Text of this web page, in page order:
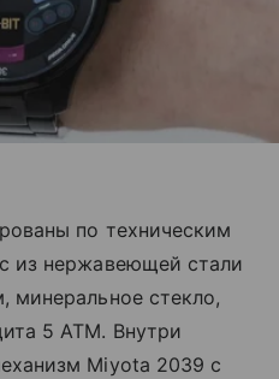
по техническим
из нержавеющей стали
минеральное стекло,
5 ATM. Внутри
Miyota 2039 с